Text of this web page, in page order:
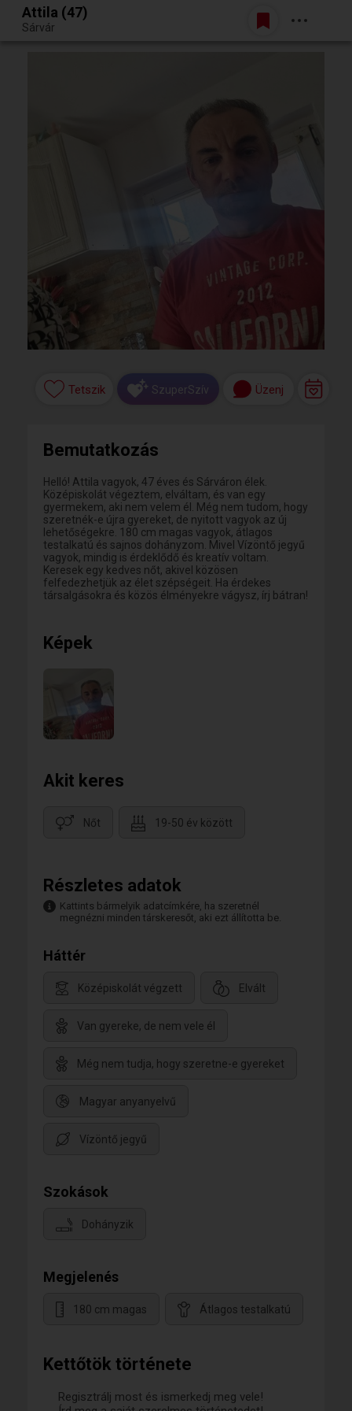
Egy jó randiból bármi lehet.
Belépés
Attila (47)
Sárvár
Kettőtök története
Regisztrálj most és ismerkedj meg vele!
Tetszik SzuperSzív Üzenj
Bemutatkozás
Helló! Attila vagyok, 47 éves és Sárváron élek.
Középiskolát végeztem, elváltam, és van egy
gyermekem, aki nem velem él. Még nem tudom, hogy
szeretnék-e újra gyereket, de nyitott vagyok az új
lehetőségekre. 180 cm magas vagyok, átlagos
testalkatú és sajnos dohányzom. Mivel Vízöntő jegyű
vagyok, mindig is érdeklődő és kreatív voltam.
Keresek egy kedves nőt, akivel közösen
felfedezhetjük az élet szépségeit. Ha érdekes
társalgásokra és közös élményekre vágysz, írj bátran!
Képek
Akit keres
Nőt 19-50 év között
Részletes adatok
Kattints bármelyik adatcímkére, ha szeretnél
megnézni minden társkeresőt, aki ezt állította be.
Háttér
Középiskolát végzett Elvált
Van gyereke, de nem vele él
Még nem tudja, hogy szeretne-e gyereket
Magyar anyanyelvű
Vízöntő jegyű
Szokások
Dohányzik
Megjelenés
180 cm magas Átlagos testalkatú